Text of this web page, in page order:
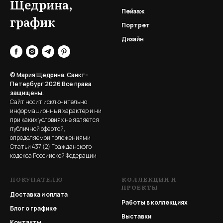
Щедрина,
график
© Мария Щедрина. Санкт-
Петербург 2026Все права
защищены.
Сайт носит исключительно
информационный характер и ни
при каких условиях не является
публичной офертой,
определяемой положениями
Статьи 437 (2) Гражданского
кодекса Российской Федерации
Пейзаж
Портрет
Дизайн
ПОКУПАТЕЛЮ
Доставка и оплата
Блог о графике
КОЛЛЕКЦИИ И
ПРОЕКТЫ
Работы в коллекциях
Выставки